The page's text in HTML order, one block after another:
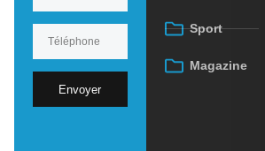
Envoyer
Sport
Magazine